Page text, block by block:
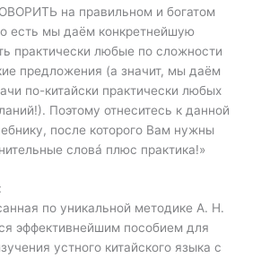
на правильном и богатом
есть мы даём конкретнейшую
практически любые по сложности
предложения (а значит, мы даём
по-китайски практически любых
Поэтому отнеситесь к данной
после которого Вам нужны
словá плюс практика!»
по уникальной методике А. Н.
эффективнейшим пособием для
устного китайского языка с